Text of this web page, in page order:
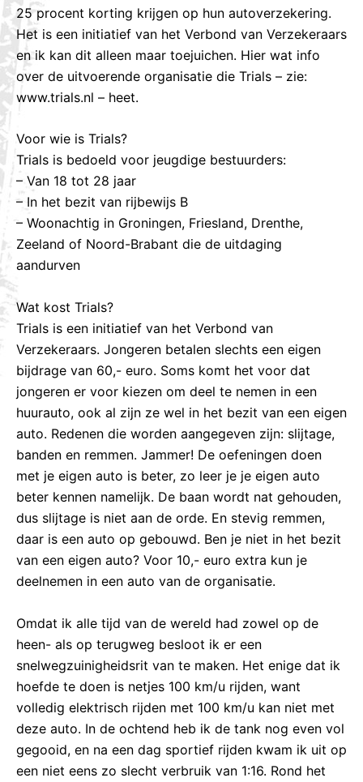
25 procent korting krijgen op hun autoverzekering.
Het is een initiatief van het Verbond van Verzekeraars
en ik kan dit alleen maar toejuichen. Hier wat info
over de uitvoerende organisatie die Trials – zie:
www.trials.nl – heet.
Voor wie is Trials?
Trials is bedoeld voor jeugdige bestuurders:
– Van 18 tot 28 jaar
– In het bezit van rijbewijs B
– Woonachtig in Groningen, Friesland, Drenthe,
Zeeland of Noord-Brabant die de uitdaging
aandurven
Wat kost Trials?
Trials is een initiatief van het Verbond van
Verzekeraars. Jongeren betalen slechts een eigen
bijdrage van 60,- euro. Soms komt het voor dat
jongeren er voor kiezen om deel te nemen in een
huurauto, ook al zijn ze wel in het bezit van een eigen
auto. Redenen die worden aangegeven zijn: slijtage,
banden en remmen. Jammer! De oefeningen doen
met je eigen auto is beter, zo leer je je eigen auto
beter kennen namelijk. De baan wordt nat gehouden,
dus slijtage is niet aan de orde. En stevig remmen,
daar is een auto op gebouwd. Ben je niet in het bezit
van een eigen auto? Voor 10,- euro extra kun je
deelnemen in een auto van de organisatie.
Omdat ik alle tijd van de wereld had zowel op de
heen- als op terugweg besloot ik er een
snelwegzuinigheidsrit van te maken. Het enige dat ik
hoefde te doen is netjes 100 km/u rijden, want
volledig elektrisch rijden met 100 km/u kan niet met
deze auto. In de ochtend heb ik de tank nog even vol
gegooid, en na een dag sportief rijden kwam ik uit op
een niet eens zo slecht verbruik van 1:16. Rond het